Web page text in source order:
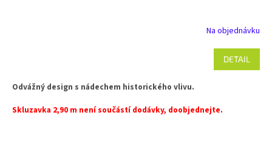
Na objednávku
DETAIL
Odvážný design s nádechem historického vlivu.
Skluzavka 2,90 m není součástí dodávky, doobjednejte.